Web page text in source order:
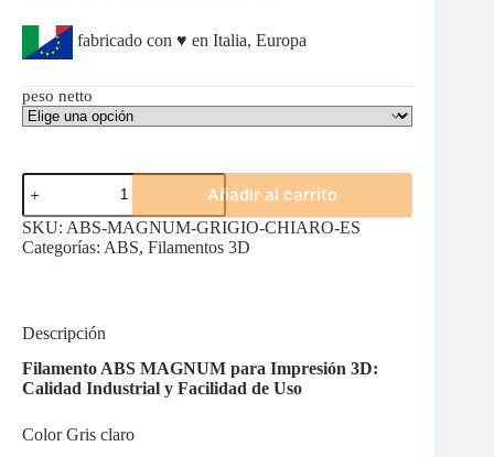
fabricado con ♥ en Italia, Europa
peso netto
ABS
MAGNUM
GRIS
CLARO
cantidad
Añadir al carrito
SKU: ABS-MAGNUM-GRIGIO-CHIARO-ES
Categorías: ABS, Filamentos 3D
Descripción
Filamento ABS MAGNUM para Impresión 3D:
Calidad Industrial y Facilidad de Uso
Color Gris claro